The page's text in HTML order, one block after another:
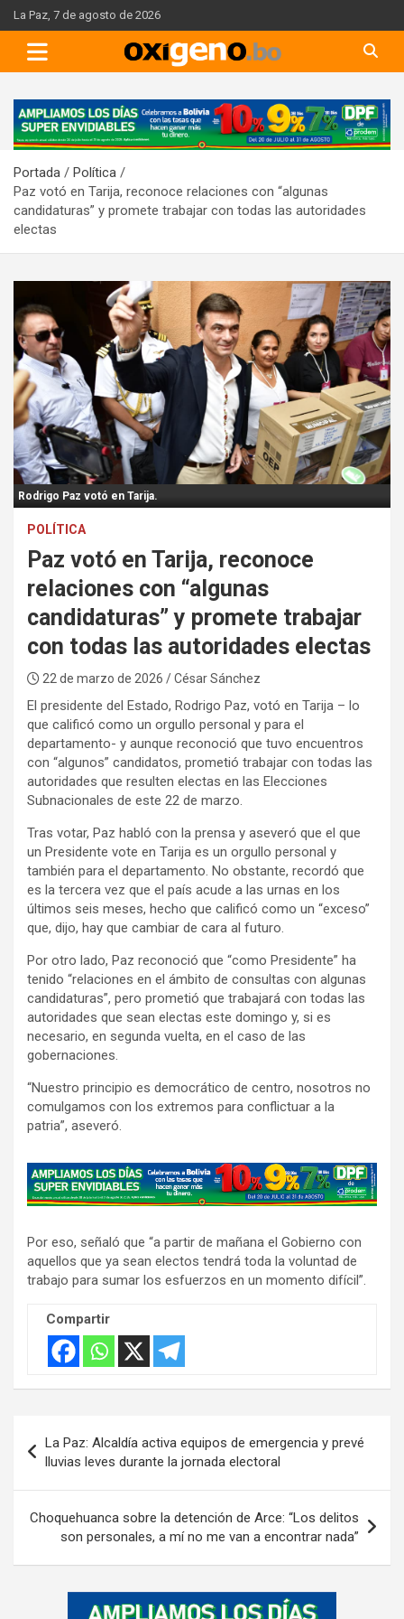
Skip
to
content
La Paz, 7 de agosto de 2026
A
d
e
r
t
i
s
e
m
e
n
t
:
Portada
Política
Paz votó en Tarija, reconoce relaciones con “algunas
candidaturas” y promete trabajar con todas las autoridades
electas
Rodrigo Paz votó en Tarija.
POLÍTICA
Paz votó en Tarija, reconoce
relaciones con “algunas
candidaturas” y promete trabajar
con todas las autoridades electas
22 de marzo de 2026 / César Sánchez
El presidente del Estado, Rodrigo Paz, votó en Tarija – lo
que calificó como un orgullo personal y para el
departamento- y aunque reconoció que tuvo encuentros
con “algunos” candidatos, prometió trabajar con todas las
autoridades que resulten electas en las Elecciones
Subnacionales de este 22 de marzo.
Tras votar, Paz habló con la prensa y aseveró que el que
un Presidente vote en Tarija es un orgullo personal y
también para el departamento. No obstante, recordó que
es la tercera vez que el país acude a las urnas en los
últimos seis meses, hecho que calificó como un “exceso”
que, dijo, hay que cambiar de cara al futuro.
Por otro lado, Paz reconoció que “como Presidente” ha
tenido “relaciones en el ámbito de consultas con algunas
candidaturas”, pero prometió que trabajará con todas las
autoridades que sean electas este domingo y, si es
necesario, en segunda vuelta, en el caso de las
gobernaciones.
“Nuestro principio es democrático de centro, nosotros no
comulgamos con los extremos para conflictuar a la
patria”, aseveró.
A
d
e
r
t
s
e
m
n
t
Por eso, señaló que “a partir de mañana el Gobierno con
aquellos que ya sean electos tendrá toda la voluntad de
trabajo para sumar los esfuerzos en un momento difícil”.
Compartir
de
entradas
La Paz: Alcaldía activa equipos de emergencia y prevé
lluvias leves durante la jornada electoral
Choquehuanca sobre la detención de Arce: “Los delitos
son personales, a mí no me van a encontrar nada”